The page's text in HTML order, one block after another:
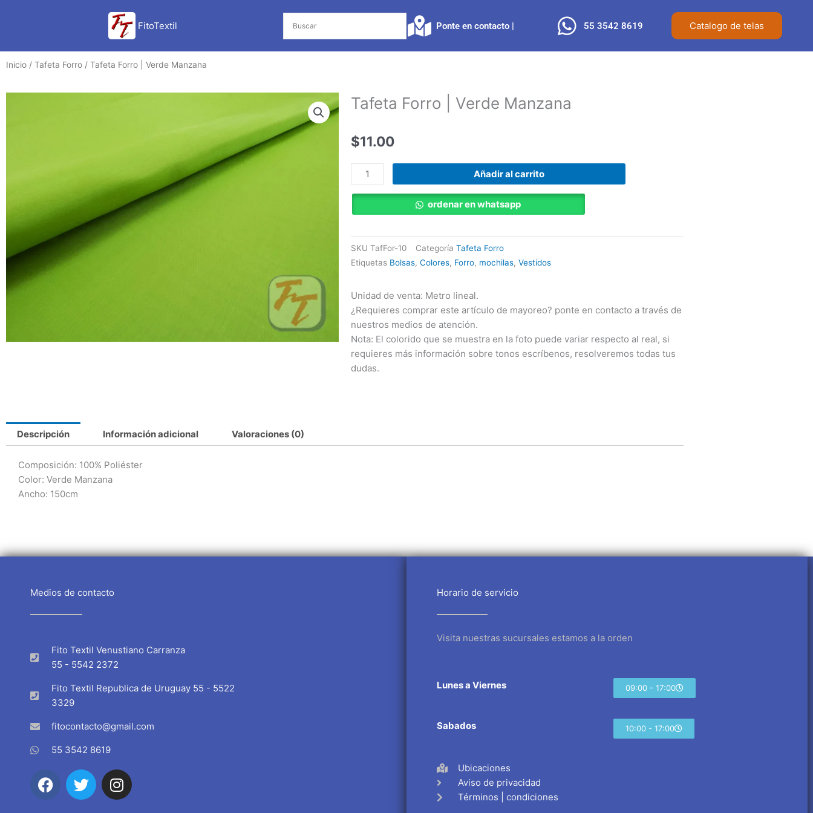
FitoTextil Ponte en contacto |​ 55 3542 8619 Catalogo de telas
Inicio / Tafeta Forro / Tafeta Forro | Verde Manzana
Tafeta Forro | Verde Manzana
$11.00
Tafeta
Forro
|
Verde
cantidad
Añadir al carrito
ordenar en whatsapp
SKU TafFor-10 Categoría Tafeta Forro
Etiquetas Bolsas, Colores, Forro, mochilas, Vestidos
Unidad de venta: Metro lineal.
¿Requieres comprar este artículo de mayoreo? ponte en contacto a través de
nuestros medios de atención.
Nota: El colorido que se muestra en la foto puede variar respecto al real, si
requieres más información sobre tonos escríbenos, resolveremos todas tus
dudas.
Descripción Información adicional Valoraciones (0)
Composición: 100% Poliéster
Color: Verde Manzana
Ancho: 150cm
Medios de contacto
Fito Textil Venustiano Carranza
55 - 5542 2372
Fito Textil Republica de Uruguay 55 - 5522
3329
fitocontacto@gmail.com
55 3542 8619
F
a
T
w
I
n
Horario de servicio
Visita nuestras sucursales estamos a la orden
Lunes a Viernes 09:00 - 17:00
Sabados 10:00 - 17:00
Ubicaciones
Aviso de privacidad
Términos | condiciones